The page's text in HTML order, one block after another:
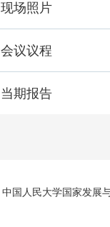
现场照片
会议议程
当期报告
中国人民大学国家发展